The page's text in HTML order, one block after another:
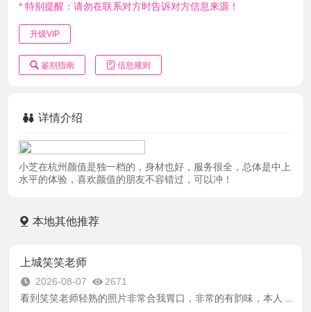
* 特别提醒：请勿在联系对方时告诉对方信息来源！
升级VIP
鉴别指南 信息规则
详情介绍
小芝在杭州颜值是独一档的，身材也好，服务很全，总体是中上
水平的体验，喜欢颜值的朋友不容错过，可以冲！
本地其他推荐
上城笑笑老师
2026-08-07
2671
看到笑笑老师轻熟的照片非常合我胃口，非常的有韵味，本人 ...